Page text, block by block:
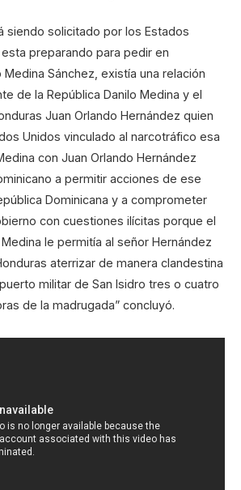
siendo solicitado por los Estados
preparando para pedir en
Sánchez, existía una relación
de la República Danilo Medina y el
Juan Orlando Hernández quien
Unidos vinculado al narcotráfico esa
con Juan Orlando Hernández
a permitir acciones de ese
Dominicana y a comprometer
con cuestiones ilícitas porque el
le permitía al señor Hernández
aterrizar de manera clandestina
militar de San Isidro tres o cuatro
de la madrugada” concluyó.